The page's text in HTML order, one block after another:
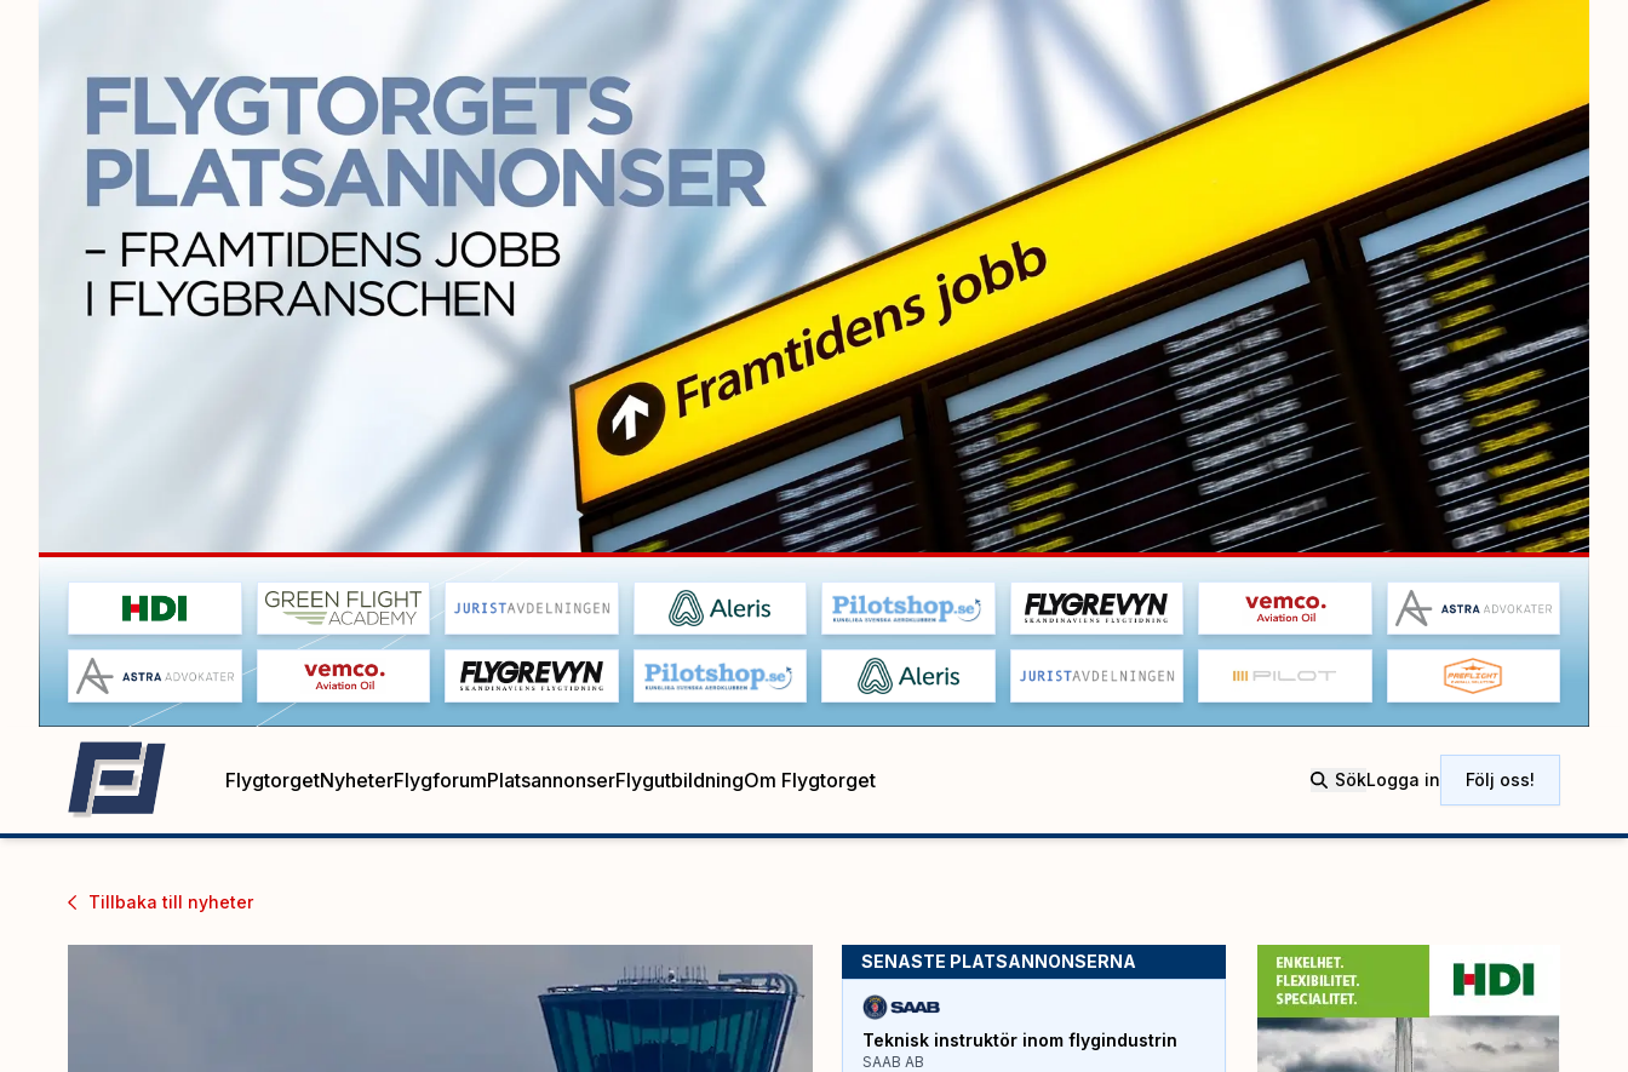
FlygtorgetNyheterFlygforumPlatsannonserFlygutbildningOm Flygtorget SökLogga in Följ oss!
Tillbaka till nyheter
SENASTE PLATSANNONSERNA
Teknisk instruktör inom flygindustrin
SAAB AB